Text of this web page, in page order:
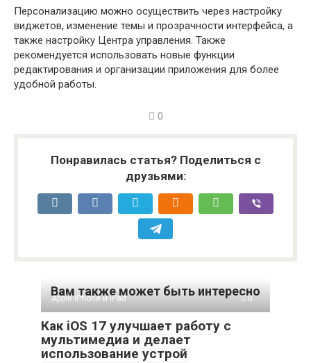
Персонализацию можно осуществить через настройку
виджетов, изменение темы и прозрачности интерфейса, а
также настройку Центра управления. Также
рекомендуется использовать новые функции
редактирования и организации приложения для более
удобной работы.
0
Понравилась статья? Поделиться с
друзьями:
Вам также может быть интересно
Apple iPhone и iPad 0
Как iOS 17 улучшает работу с
мультимедиа и делает
использование устрой